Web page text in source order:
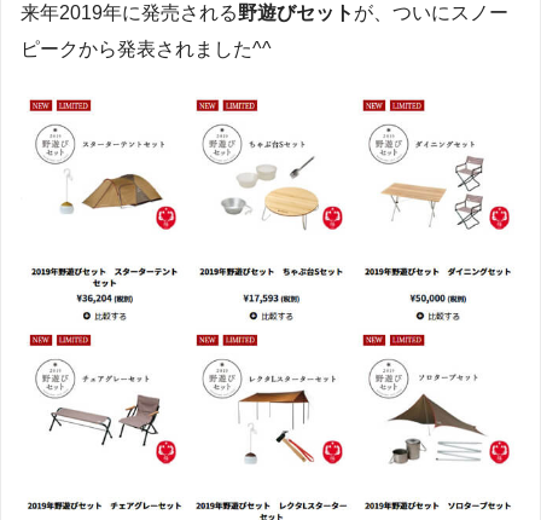
来年2019年に発売される野遊びセット が、ついにスノー
ピークから発表されました^^